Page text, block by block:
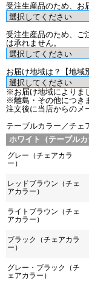
受注生産品のため、お
受注生産品のため、ご
は承れません。
お届け地域は？【地域
※お届け地域によりま
※離島・その他につき
注文後に当店からのメ
テーブルカラー／チェ
ホワイト（テーブルカ
グレー（チェアカラ
ー）
レッドブラウン（チェ
アカラー）
ライトブラウン（チェ
アカラー）
ブラック（チェアカラ
ー）
グレー・ブラック（チ
ェアカラー）